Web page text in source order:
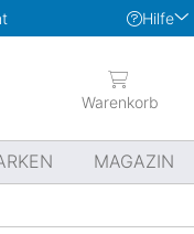
Hilfe
Warenkorb
MAGAZIN